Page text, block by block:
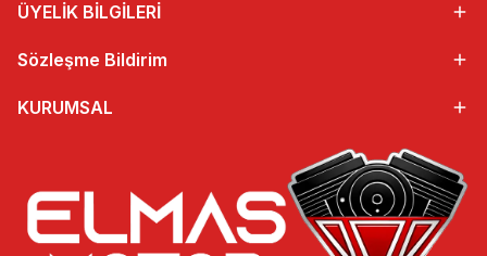
ÜYELİK BİLGİLERİ
Sözleşme Bildirim
KURUMSAL